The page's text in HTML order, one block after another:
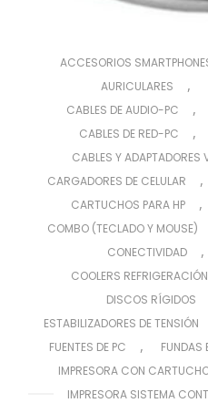
ACCESORIOS
AURICULARES ,
CABLES DE AUDIO-PC ,
CABLES DE RED-PC ,
CABLES Y ADAPTADORES
CARGADORES DE CELULAR ,
CARTUCHOS PARA HP ,
COMBO (TECLADO Y MOUSE)
CONECTIVIDAD ,
COOLERS REFRIGERACIÓN
DISCOS RÍGIDOS
ESTABILIZADORES DE TENSIÓN
FUENTES DE PC , FUNDAS
IMPRESORA CON
IMPRESORA SISTEMA